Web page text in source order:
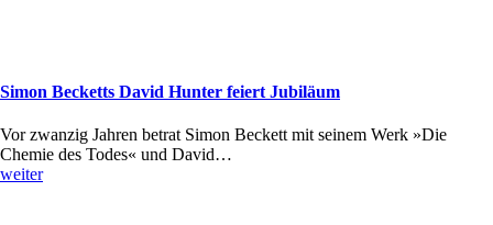
Simon Becketts David Hunter feiert Jubiläum
Vor zwanzig Jahren betrat Simon Beckett mit seinem Werk »Die
Chemie des Todes« und David…
weiter